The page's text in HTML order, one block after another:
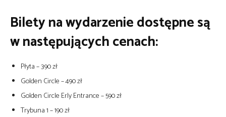
Bilety na wydarzenie dostępne są
w następujących cenach:
Płyta – 390 zł
Golden Circle – 490 zł
Golden Circle Erly Entrance – 590 zł
Trybuna 1 – 190 zł